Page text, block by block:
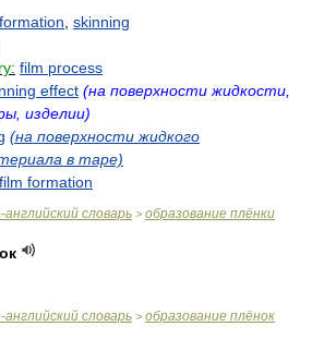
skinning
film process
effect (на поверхности жидкости,
изделии)
(на поверхности жидкого
в таре)
film formation
словарь > образование плёнки
словарь > образование плёнок